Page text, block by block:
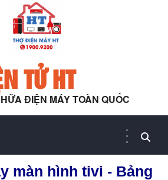
TỬ HT
ĐIỆN MÁY TOÀN QUỐC
màn hình tivi - Bảng